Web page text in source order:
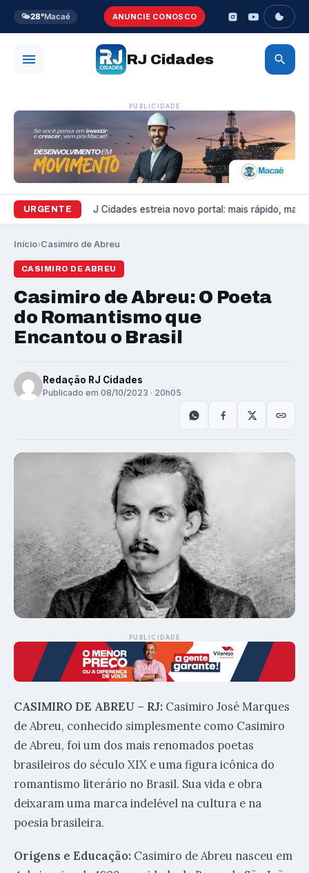
🌤️28°Macaé ANUNCIE CONOSCO
RJ Cidades
PUBLICIDADE
URGENTE
Variedades RJ Cidades estreia novo portal: mais rápido, mais
Início›Casimiro de Abreu
CASIMIRO DE ABREU
Casimiro de Abreu: O Poeta
do Romantismo que
Encantou o Brasil
Redação RJ Cidades
Publicado em 08/10/2023 · 20h05
PUBLICIDADE
CASIMIRO DE ABREU – RJ: Casimiro José Marques
de Abreu, conhecido simplesmente como Casimiro
de Abreu, foi um dos mais renomados poetas
brasileiros do século XIX e uma figura icônica do
romantismo literário no Brasil. Sua vida e obra
deixaram uma marca indelével na cultura e na
poesia brasileira.
Origens e Educação: Casimiro de Abreu nasceu em